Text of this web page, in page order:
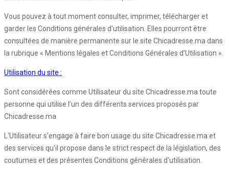
Vous pouvez à tout moment consulter, imprimer, télécharger et
garder les Conditions générales d'utilisation. Elles pourront être
consultées de manière permanente sur le site Chicadresse.ma dans
la rubrique « Mentions légales et Conditions Générales d’Utilisation ».
Utilisation du site :
Sont considérées comme Utilisateur du site Chicadresse.ma toute
personne qui utilise l’un des différents services proposés par
Chicadresse.ma
L'Utilisateur s'engage à faire bon usage du site Chicadresse.ma et
des services qu’il propose dans le strict respect de la législation, des
coutumes et des présentes Conditions générales d'utilisation.